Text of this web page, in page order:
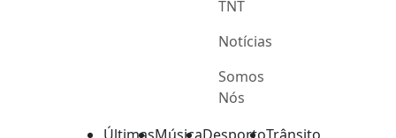
TNT
Notícias
Somos
Nós